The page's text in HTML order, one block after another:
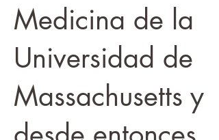
Medicina de la
Universidad de
Massachusetts y